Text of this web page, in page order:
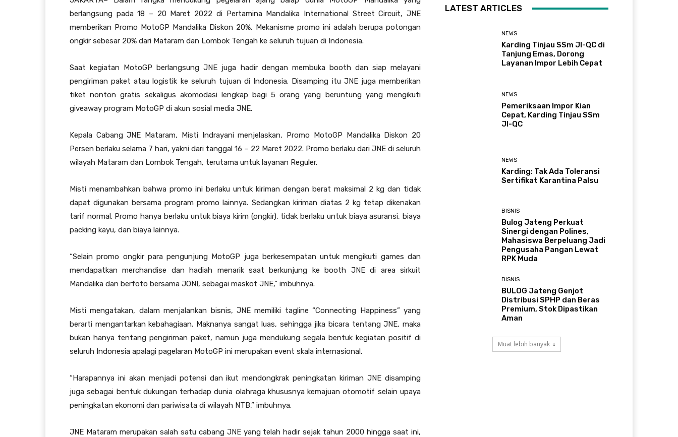
berlangsung pada 18 – 20 Maret 2022 di Pertamina Mandalika International Street Circuit, JNE
memberikan Promo MotoGP Mandalika Diskon 20%. Mekanisme promo ini adalah berupa potongan
ongkir sebesar 20% dari Mataram dan Lombok Tengah ke seluruh tujuan di Indonesia.
Saat kegiatan MotoGP berlangsung JNE juga hadir dengan membuka booth dan siap melayani
pengiriman paket atau logistik ke seluruh tujuan di Indonesia. Disamping itu JNE juga memberikan
tiket nonton gratis sekaligus akomodasi lengkap bagi 5 orang yang beruntung yang mengikuti
giveaway program MotoGP di akun sosial media JNE.
Kepala Cabang JNE Mataram, Misti Indrayani menjelaskan, Promo MotoGP Mandalika Diskon 20
Persen berlaku selama 7 hari, yakni dari tanggal 16 – 22 Maret 2022. Promo berlaku dari JNE di seluruh
wilayah Mataram dan Lombok Tengah, terutama untuk layanan Reguler.
Misti menambahkan bahwa promo ini berlaku untuk kiriman dengan berat maksimal 2 kg dan tidak
dapat digunakan bersama program promo lainnya. Sedangkan kiriman diatas 2 kg tetap dikenakan
tarif normal. Promo hanya berlaku untuk biaya kirim (ongkir), tidak berlaku untuk biaya asuransi, biaya
packing kayu, dan biaya lainnya.
“Selain promo ongkir para pengunjung MotoGP juga berkesempatan untuk mengikuti games dan
mendapatkan merchandise dan hadiah menarik saat berkunjung ke booth JNE di area sirkuit
Mandalika dan berfoto bersama JONI, sebagai maskot JNE,” imbuhnya.
Misti mengatakan, dalam menjalankan bisnis, JNE memiliki tagline “Connecting Happiness” yang
berarti mengantarkan kebahagiaan. Maknanya sangat luas, sehingga jika bicara tentang JNE, maka
bukan hanya tentang pengiriman paket, namun juga mendukung segala bentuk kegiatan positif di
seluruh Indonesia apalagi pagelaran MotoGP ini merupakan event skala internasional.
“Harapannya ini akan menjadi potensi dan ikut mendongkrak peningkatan kiriman JNE disamping
juga sebagai bentuk dukungan terhadap dunia olahraga khususnya kemajuan otomotif selain upaya
peningkatan ekonomi dan pariwisata di wilayah NTB,” imbuhnya.
JNE Mataram merupakan salah satu cabang JNE yang telah hadir sejak tahun 2000 hingga saat ini,
LATEST ARTICLES
NEWS
Karding Tinjau SSm JI-QC di
Tanjung Emas, Dorong
Layanan Impor Lebih Cepat
NEWS
Pemeriksaan Impor Kian
Cepat, Karding Tinjau SSm
JI-QC
NEWS
Karding: Tak Ada Toleransi
Sertifikat Karantina Palsu
BISNIS
Bulog Jateng Perkuat
Sinergi dengan Polines,
Mahasiswa Berpeluang Jadi
Pengusaha Pangan Lewat
RPK Muda
BISNIS
BULOG Jateng Genjot
Distribusi SPHP dan Beras
Premium, Stok Dipastikan
Aman
Muat lebih banyak